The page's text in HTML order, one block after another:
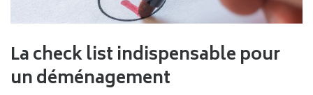
La check list indispensable pour
un déménagement